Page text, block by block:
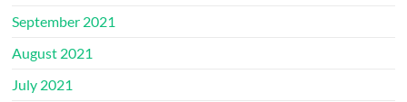
September 2021
August 2021
July 2021